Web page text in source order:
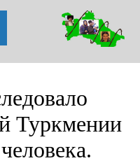
Туркмении